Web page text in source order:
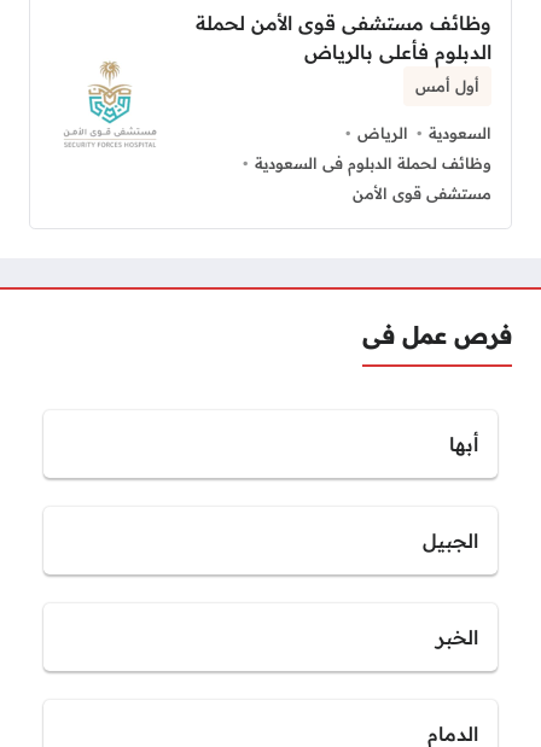
وظائف مستشفى قوى الأمن لحملة
الدبلوم فأعلى بالرياض
أول أمس
السعودية
الرياض
وظائف لحملة الدبلوم فى السعودية
مستشفى قوى الأمن
فرص عمل فى
أبها
الجبيل
الخبر
الدمام